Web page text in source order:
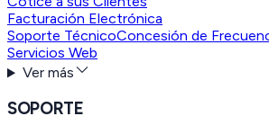
Facturación Electrónica
Soporte TécnicoConcesión de
Servicios Web
Ver más
SOPORTE